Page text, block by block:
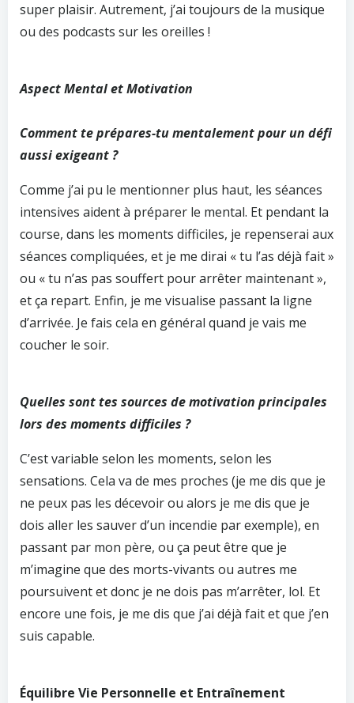
super plaisir. Autrement, j’ai toujours de la musique
ou des podcasts sur les oreilles !
Aspect Mental et Motivation
Comment te prépares-tu mentalement pour un défi
aussi exigeant ?
Comme j’ai pu le mentionner plus haut, les séances
intensives aident à préparer le mental. Et pendant la
course, dans les moments difficiles, je repenserai aux
séances compliquées, et je me dirai « tu l’as déjà fait »
ou « tu n’as pas souffert pour arrêter maintenant »,
et ça repart. Enfin, je me visualise passant la ligne
d’arrivée. Je fais cela en général quand je vais me
coucher le soir.
Quelles sont tes sources de motivation principales
lors des moments difficiles ?
C’est variable selon les moments, selon les
sensations. Cela va de mes proches (je me dis que je
ne peux pas les décevoir ou alors je me dis que je
dois aller les sauver d’un incendie par exemple), en
passant par mon père, ou ça peut être que je
m’imagine que des morts-vivants ou autres me
poursuivent et donc je ne dois pas m’arrêter, lol. Et
encore une fois, je me dis que j’ai déjà fait et que j’en
suis capable.
Équilibre Vie Personnelle et Entraînement